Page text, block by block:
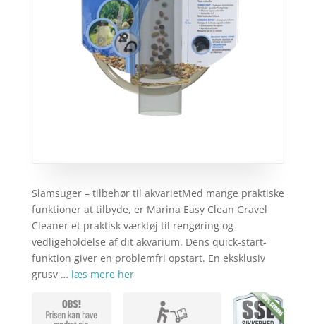
Slamsuger – tilbehør til akvarietMed mange praktiske
funktioner at tilbyde, er Marina Easy Clean Gravel
Cleaner et praktisk værktøj til rengøring og
vedligeholdelse af dit akvarium. Dens quick-start-
funktion giver en problemfri opstart. En eksklusiv
grusv … læs mere her